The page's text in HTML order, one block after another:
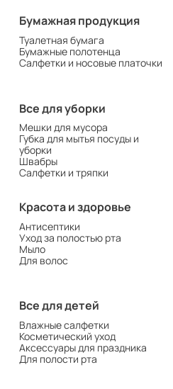
Бумажная продукция
Туалетная бумага
Бумажные полотенца
Салфетки и носовые платочки
Все для уборки
Мешки для мусора
Губка для мытья посуды и
уборки
Швабры
Салфетки и тряпки
Красота и здоровье
Антисептики
Уход за полостью рта
Мыло
Для волос
Все для детей
Влажные салфетки
Косметический уход
Аксессуары для праздника
Для полости рта